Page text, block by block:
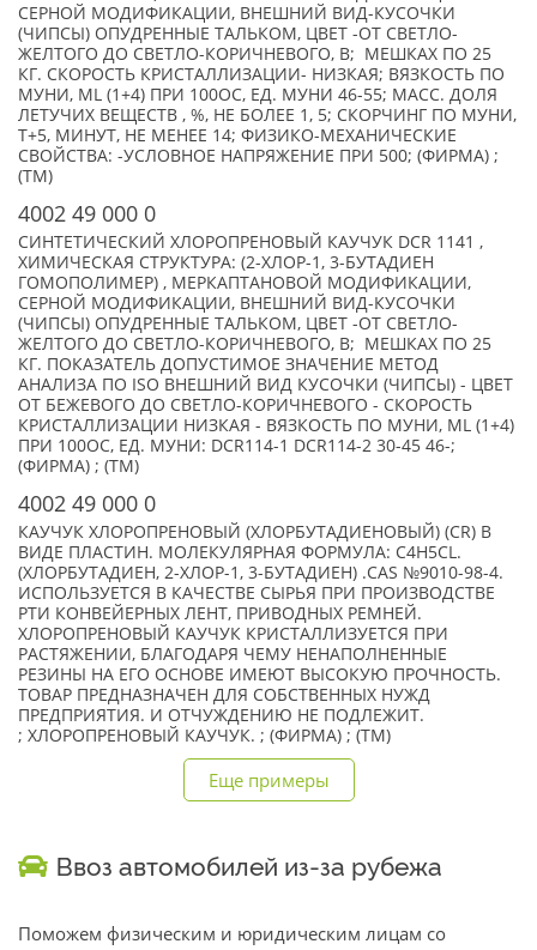
СЕРНОЙ МОДИФИКАЦИИ, ВНЕШНИЙ ВИД-КУСОЧКИ
(ЧИПСЫ) ОПУДРЕННЫЕ ТАЛЬКОМ, ЦВЕТ -ОТ СВЕТЛО-
ЖЕЛТОГО ДО СВЕТЛО-КОРИЧНЕВОГО, В; МЕШКАХ ПО 25
КГ. СКОРОСТЬ КРИСТАЛЛИЗАЦИИ- НИЗКАЯ; ВЯЗКОСТЬ ПО
МУНИ, ML (1+4) ПРИ 100ОС, ЕД. МУНИ 46-55; МАСС. ДОЛЯ
ЛЕТУЧИХ ВЕЩЕСТВ , %, НЕ БОЛЕЕ 1, 5; СКОРЧИНГ ПО МУНИ,
T+5, МИНУТ, НЕ МЕНЕЕ 14; ФИЗИКО-МЕХАНИЧЕСКИЕ
СВОЙСТВА: -УСЛОВНОЕ НАПРЯЖЕНИЕ ПРИ 500; (ФИРМА) ;
(TM)
4002 49 000 0
СИНТЕТИЧЕСКИЙ ХЛОРОПРЕНОВЫЙ КАУЧУК DCR 1141 ,
ХИМИЧЕСКАЯ СТРУКТУРА: (2-ХЛОР-1, 3-БУТАДИЕН
ГОМОПОЛИМЕР) , МЕРКАПТАНОВОЙ МОДИФИКАЦИИ,
СЕРНОЙ МОДИФИКАЦИИ, ВНЕШНИЙ ВИД-КУСОЧКИ
(ЧИПСЫ) ОПУДРЕННЫЕ ТАЛЬКОМ, ЦВЕТ -ОТ СВЕТЛО-
ЖЕЛТОГО ДО СВЕТЛО-КОРИЧНЕВОГО, В; МЕШКАХ ПО 25
КГ. ПОКАЗАТЕЛЬ ДОПУСТИМОЕ ЗНАЧЕНИЕ МЕТОД
АНАЛИЗА ПО ISO ВНЕШНИЙ ВИД КУСОЧКИ (ЧИПСЫ) - ЦВЕТ
ОТ БЕЖЕВОГО ДО СВЕТЛО-КОРИЧНЕВОГО - СКОРОСТЬ
КРИСТАЛЛИЗАЦИИ НИЗКАЯ - ВЯЗКОСТЬ ПО МУНИ, ML (1+4)
ПРИ 100ОС, ЕД. МУНИ: DCR114-1 DCR114-2 30-45 46-;
(ФИРМА) ; (TM)
4002 49 000 0
КАУЧУК ХЛОРОПРЕНОВЫЙ (ХЛОРБУТАДИЕНОВЫЙ) (CR) В
ВИДЕ ПЛАСТИН. МОЛЕКУЛЯРНАЯ ФОРМУЛА: C4H5CL.
(ХЛОРБУТАДИЕН, 2-ХЛОР-1, 3-БУТАДИЕН) .CAS №9010-98-4.
ИСПОЛЬЗУЕТСЯ В КАЧЕСТВЕ СЫРЬЯ ПРИ ПРОИЗВОДСТВЕ
РТИ КОНВЕЙЕРНЫХ ЛЕНТ, ПРИВОДНЫХ РЕМНЕЙ.
ХЛОРОПРЕНОВЫЙ КАУЧУК КРИСТАЛЛИЗУЕТСЯ ПРИ
РАСТЯЖЕНИИ, БЛАГОДАРЯ ЧЕМУ НЕНАПОЛНЕННЫЕ
РЕЗИНЫ НА ЕГО ОСНОВЕ ИМЕЮТ ВЫСОКУЮ ПРОЧНОСТЬ.
ТОВАР ПРЕДНАЗНАЧЕН ДЛЯ СОБСТВЕННЫХ НУЖД
ПРЕДПРИЯТИЯ. И ОТЧУЖДЕНИЮ НЕ ПОДЛЕЖИТ.
; ХЛОРОПРЕНОВЫЙ КАУЧУК. ; (ФИРМА) ; (TM)
Еще примеры
Ввоз автомобилей из-за рубежа
Поможем физическим и юридическим лицам со